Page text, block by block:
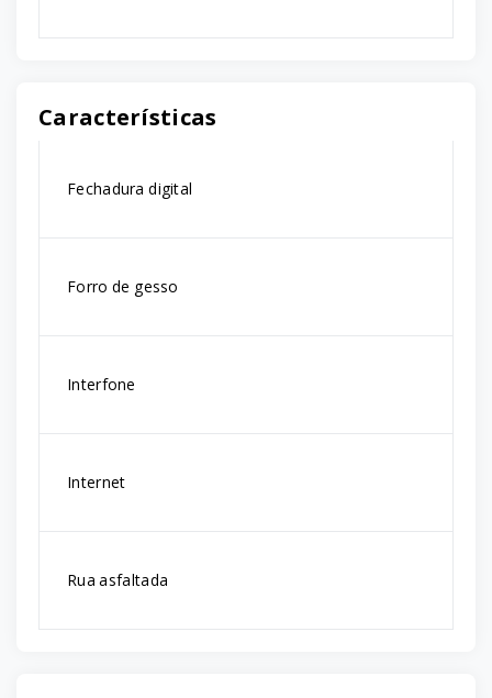
Características
Fechadura digital
Forro de gesso
Interfone
Internet
Rua asfaltada